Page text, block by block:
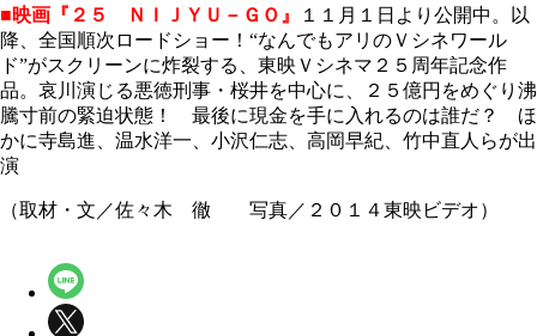
■映画『２５ ＮＩＪＹＵ－ＧＯ』
１１月１日より公開中。以
降、全国順次ロードショー！“なんでもアリのＶシネワール
ド”がスクリーンに炸裂する、東映Ｖシネマ２５周年記念作
品。哀川演じる悪徳刑事・桜井を中心に、２５億円をめぐり沸
騰寸前の緊迫状態！ 最後に現金を手に入れるのは誰だ？ ほ
かに寺島進、温水洋一、小沢仁志、高岡早紀、竹中直人らが出
演
（取材・文／佐々木 徹 写真／２０１４東映ビデオ）